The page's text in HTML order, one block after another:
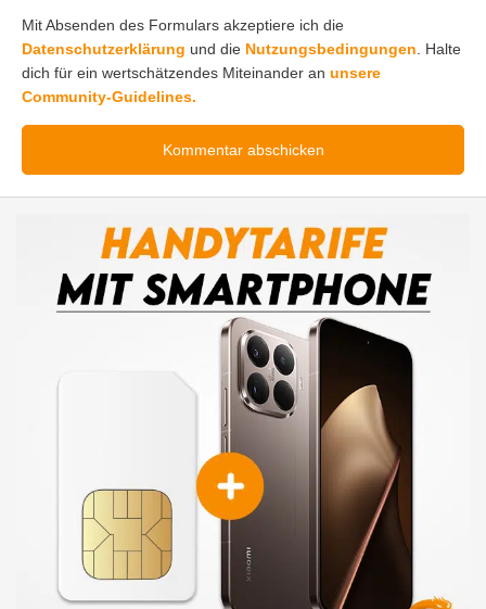
Mit Absenden des Formulars akzeptiere ich die
Datenschutzerklärung und die Nutzungsbedingungen. Halte
dich für ein wertschätzendes Miteinander an unsere
Community-Guidelines.